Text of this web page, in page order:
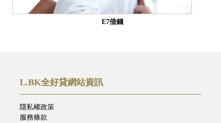
E7借錢
L.BK全好貸網站資訊
隱私權政策
服務條款